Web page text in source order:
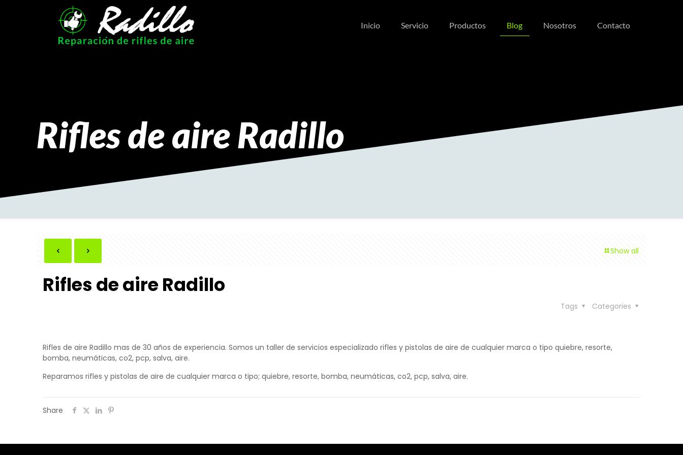
Inicio Servicio Productos Blog Nosotros Contacto
Rifles de aire Radillo
Show all
Rifles de aire Radillo
Categories
Tags
Rifles de aire Radillo mas de 30 años de experiencia. Somos un taller de servicios especializado rifles y pistolas de aire de cualquier marca o tipo quiebre, resorte,
bomba, neumáticas, co2, pcp, salva, aire.
Reparamos rifles y pistolas de aire de cualquier marca o tipo; quiebre, resorte, bomba, neumáticas, co2, pcp, salva, aire.
Share